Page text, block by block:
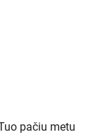
pačiu metu